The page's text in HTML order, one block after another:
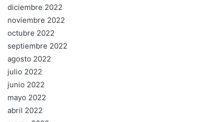
diciembre 2022
noviembre 2022
octubre 2022
septiembre 2022
agosto 2022
julio 2022
junio 2022
mayo 2022
abril 2022